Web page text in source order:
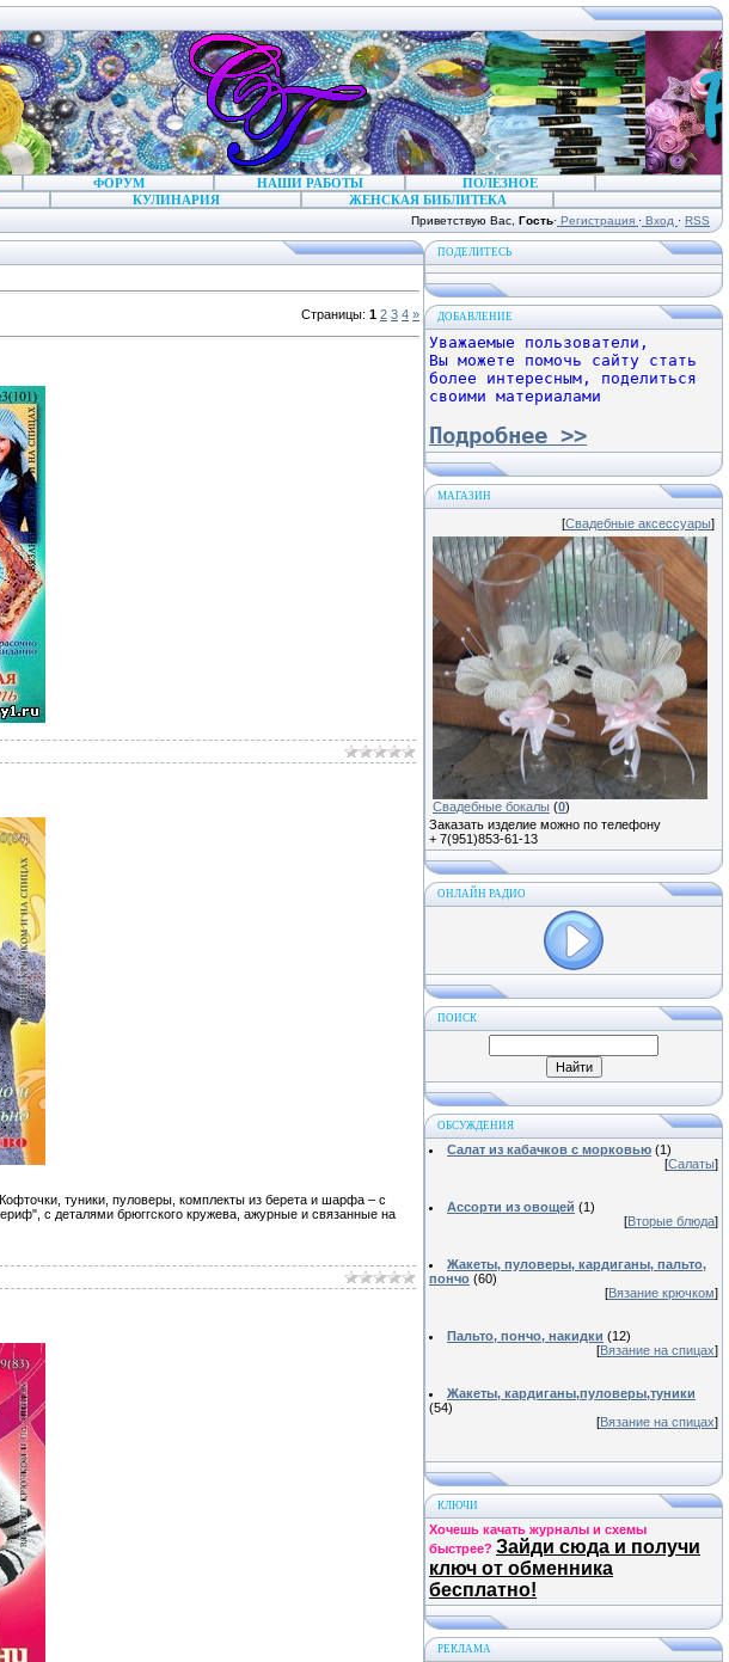
ФОРУМ НАШИ РАБОТЫ
ПОЛЕЗНОЕ
КУЛИНАРИЯ ЖЕНСКАЯ БИБЛИТЕКА
Приветствую Вас Гость· Регистрация · Вход · RSS
Страницы: 1 2 3 4 »
туники, пуловеры, комплекты из берета и шарфа – с
с деталями брюггского кружева, ажурные и связанные на
ПОДЕЛИТЕСЬ
ДОБАВЛЕНИЕ
Уважаемые пользователи,
Вы можете помочь сайту стать
более интересным, поделиться
своими материалами
Подробнее >>
МАГАЗИН
[Свадебные аксессуары]
Свадебные бокалы (0)
Заказать изделие можно по телефону
+ 7(951)853-61-13
ОНЛАЙН РАДИО
ПОИСК
ОБСУЖДЕНИЯ
Салат из кабачков с морковью (1)
[Салаты]
Ассорти из овощей (1)
[Вторые блюда]
Жакеты, пуловеры, кардиганы, пальто,
пончо (60)
[Вязание крючком]
Пальто, пончо, накидки (12)
[Вязание на спицах]
Жакеты, кардиганы,пуловеры,туники
(54)
[Вязание на спицах]
КЛЮЧИ
Хочешь качать журналы и схемы
быстрее? Зайди сюда и получи
ключ от обменника
бесплатно!
РЕКЛАМА